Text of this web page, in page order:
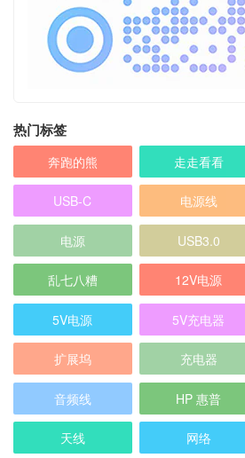
热门标签
奔跑的熊 走走看看
USB-C 电源线
电源 USB3.0
乱七八糟 12V电源
5V电源 5V充电器
扩展坞 充电器
音频线 HP 惠普
天线 网络